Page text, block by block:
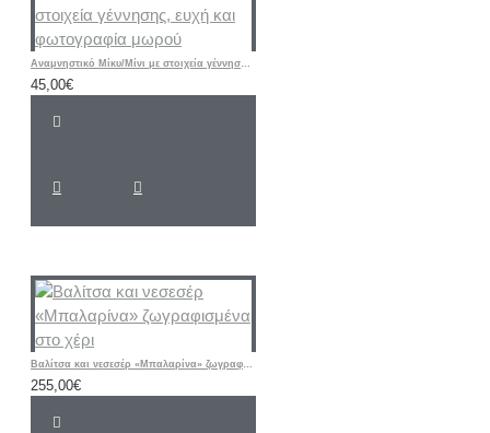
Αναμνηστικό Μίκυ/Μίνι με στοιχεία γέννησης, ευχή και φωτογραφία μωρού
45,00€
Βαλίτσα και νεσεσέρ «Μπαλαρίνα» ζωγραφισμένα στο χέρι
255,00€